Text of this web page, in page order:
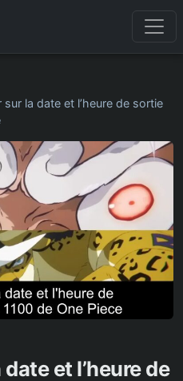
la date et l’heure de sortie
et l’heure de